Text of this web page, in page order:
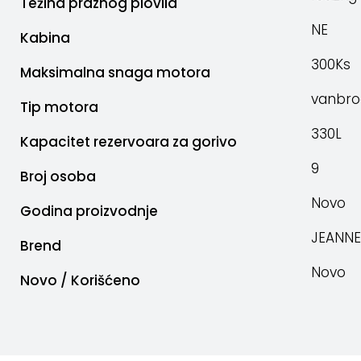
Kabina NE
Maksimalna snaga motora 300Ks
Tip motora
Kapacitet rezervoara za gorivo 330L
Broj osoba 9
Godina proizvodnje Novo
Brend
Novo / Korišćeno Novo